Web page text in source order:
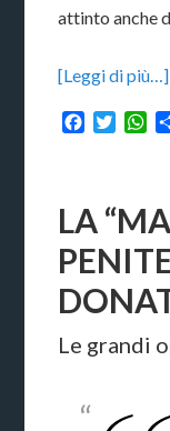
attinto anche
[Leggi di più…]
Facebook
LA
Le grandi